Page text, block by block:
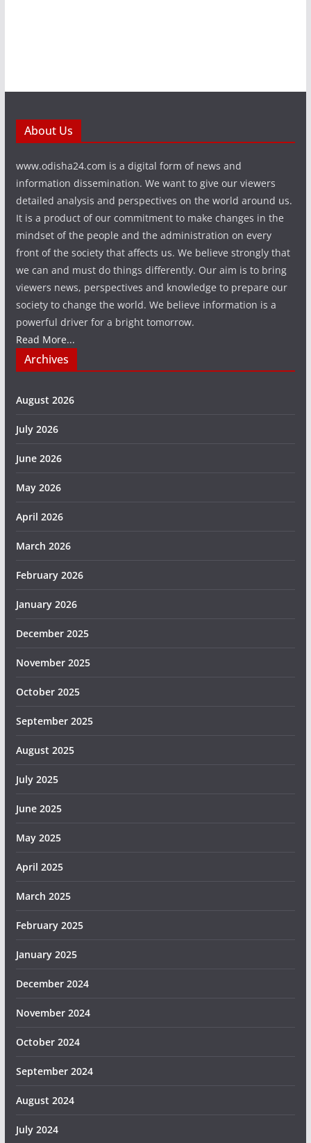
About Us
www.odisha24.com is a digital form of news and
information dissemination. We want to give our viewers
detailed analysis and perspectives on the world around us.
It is a product of our commitment to make changes in the
mindset of the people and the administration on every
front of the society that affects us. We believe strongly that
we can and must do things differently. Our aim is to bring
viewers news, perspectives and knowledge to prepare our
society to change the world. We believe information is a
powerful driver for a bright tomorrow.
Read More...
Archives
August 2026
July 2026
June 2026
May 2026
April 2026
March 2026
February 2026
January 2026
December 2025
November 2025
October 2025
September 2025
August 2025
July 2025
June 2025
May 2025
April 2025
March 2025
February 2025
January 2025
December 2024
November 2024
October 2024
September 2024
August 2024
July 2024